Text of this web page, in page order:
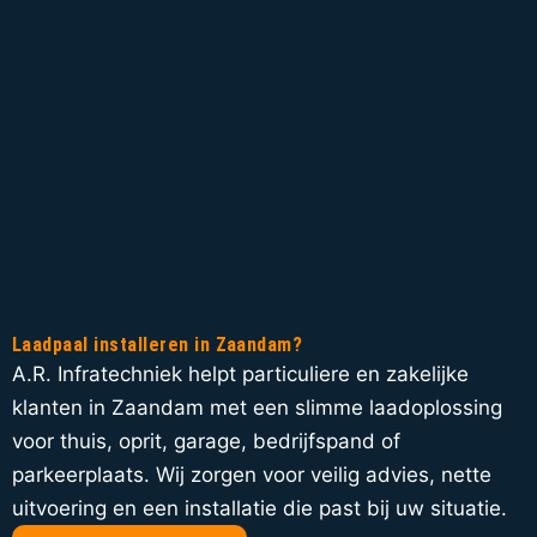
Laadpaal installeren in Zaandam?
A.R. Infratechniek helpt particuliere en zakelijke
klanten in Zaandam met een slimme laadoplossing
voor thuis, oprit, garage, bedrijfspand of
parkeerplaats. Wij zorgen voor veilig advies, nette
uitvoering en een installatie die past bij uw situatie.